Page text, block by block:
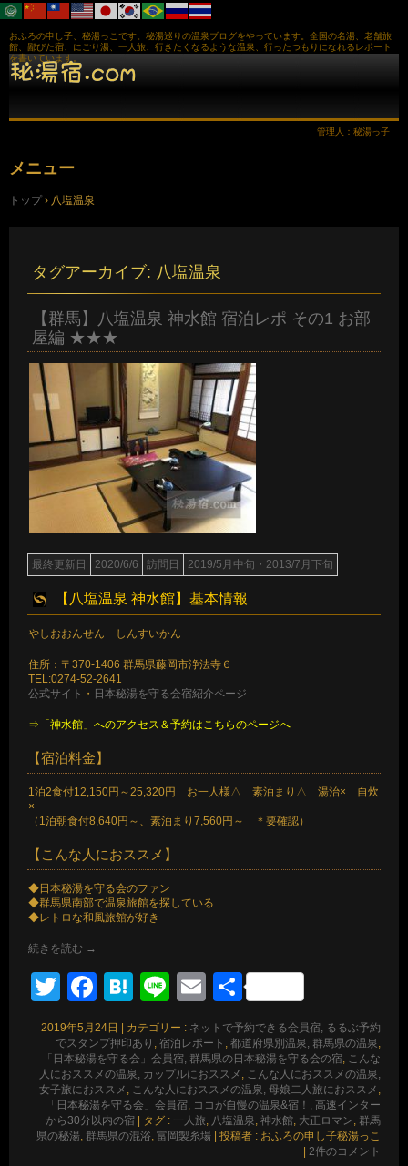
おふろの申し子、秘湯っこです。秘湯巡りの温泉ブログをやっています。全国の名湯、老舗旅
館、鄙びた宿、にごり湯、一人旅、行きたくなるような温泉、行ったつもりになれるレポート
を書いています。
管理人：秘湯っ子
メニュー
ン
トップ › 八塩温泉
タグアーカイブ: 八塩温泉
【群馬】八塩温泉 神水館 宿泊レポ その1 お部
屋編 ★★★
最終更新日 2020/6/6 訪問日 2019/5月中旬・2013/7月下旬
【八塩温泉 神水館】基本情報
やしおおんせん しんすいかん
住所：〒370-1406 群馬県藤岡市浄法寺６
TEL:0274-52-2641
公式サイト ・ 日本秘湯を守る会宿紹介ページ
⇒「神水館」へのアクセス＆予約はこちらのページへ
【宿泊料金】
1泊2食付12,150円～25,320円 お一人様△ 素泊まり△ 湯治× 自炊
×
（1泊朝食付8,640円～、素泊まり7,560円～ ＊要確認）
【こんな人におススメ】
◆日本秘湯を守る会のファン
◆群馬県南部で温泉旅館を探している
◆レトロな和風旅館が好き
続きを読む →
Twitter
Facebook
Hatena
LineEmail
共
有
2019年5月24日 | カテゴリー : ネットで予約できる会員宿, るるぶ予約
でスタンプ押印あり
宿泊レポート 都道府県別温泉, 群馬県の温泉
「日本秘湯を守る会」会員宿, 群馬県の日本秘湯を守る会の宿
こんな
人におススメの温泉, カップルにおススメ
こんな人におススメの温泉,
女子旅におススメ
こんな人におススメの温泉, 母娘二人旅におススメ
「日本秘湯を守る会」会員宿 ココが自慢の温泉&宿！, 高速インター
から30分以内の宿 | タグ : 一人旅 八塩温泉 神水館 大正ロマン 群馬
県の秘湯 群馬県の混浴 富岡製糸場 | 投稿者 : おふろの申し子秘湯っこ
| 2件のコメント